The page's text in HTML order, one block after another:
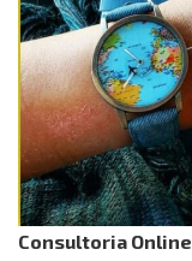
Consultoria Online